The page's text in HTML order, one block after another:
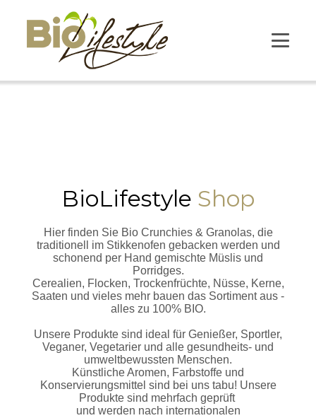
BioLifestyle Shop
Hier finden Sie Bio Crunchies & Granolas, die
traditionell im Stikkenofen gebacken werden und
schonend per Hand gemischte Müslis und
Porridges.
Cerealien, Flocken, Trockenfrüchte, Nüsse, Kerne,
Saaten und vieles mehr bauen das Sortiment aus -
alles zu 100% BIO.
Unsere Produkte sind ideal für Genießer, Sportler,
Veganer, Vegetarier und alle gesundheits- und
umweltbewussten Menschen.
Künstliche Aromen, Farbstoffe und
Konservierungsmittel sind bei uns tabu! Unsere
Produkte sind mehrfach geprüft
und werden nach internationalen